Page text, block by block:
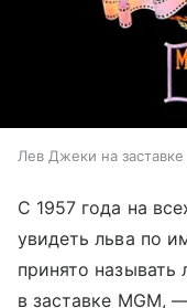
Лев Джеки на заставке
С 1957 года на
увидеть льва по
принято называть
в заставке MGM,